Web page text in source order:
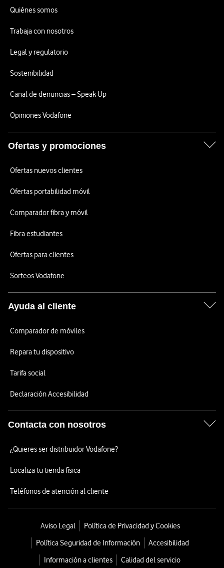
Quiénes somos
Trabaja con nosotros
Legal y regulatorio
Sostenibilidad
Canal de denuncias – Speak Up
Opiniones Vodafone
Ofertas y promociones
Ofertas nuevos clientes
Ofertas portabilidad móvil
Comparador fibra y móvil
Fibra estudiantes
Ofertas para clientes
Sorteos Vodafone
Ayuda al cliente
Comparador de móviles
Repara tu dispositivo
Tarifa social
Declaración Accesibilidad
Contacta con nosotros
¿Quieres ser distribuidor Vodafone?
Localiza tu tienda física
Teléfonos de atención al cliente
Aviso Legal
Política de Privacidad y Cookies
Política Seguridad de Información
Accesibilidad
Información a clientes
Calidad del servicio